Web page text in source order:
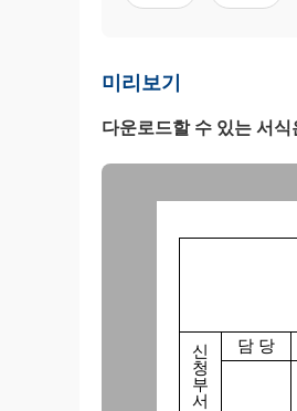
미리보기
다운로드할 수 있는 서식
신
청
부
서
담 당